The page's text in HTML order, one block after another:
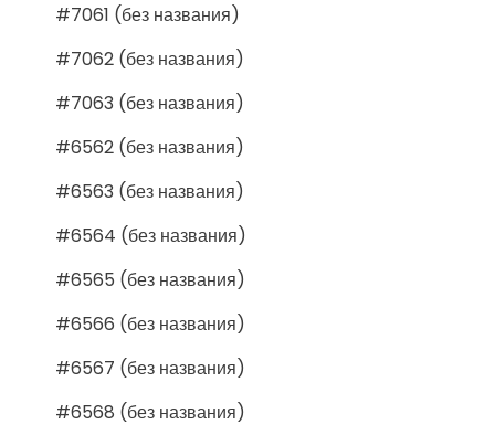
#7061 (без названия)
#7062 (без названия)
#7063 (без названия)
#6562 (без названия)
#6563 (без названия)
#6564 (без названия)
#6565 (без названия)
#6566 (без названия)
#6567 (без названия)
#6568 (без названия)